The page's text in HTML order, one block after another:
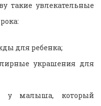
такие увлекательные
для ребенка;
украшения для
у малыша, который